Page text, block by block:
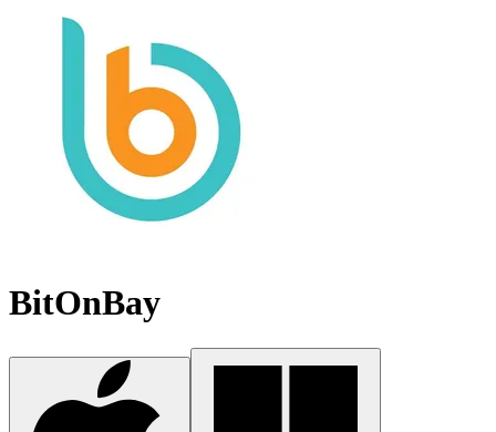
BitOnBay